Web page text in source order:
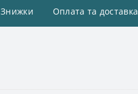
Знижки Оплата та доставка